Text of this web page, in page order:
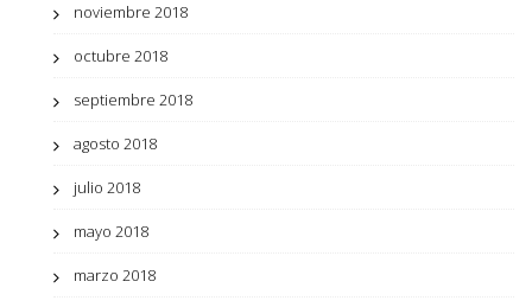
noviembre 2018
octubre 2018
septiembre 2018
agosto 2018
julio 2018
mayo 2018
marzo 2018